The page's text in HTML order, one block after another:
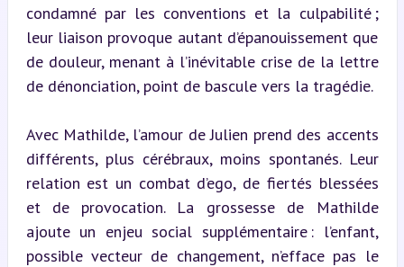
condamné par les conventions et la culpabilité ;
leur liaison provoque autant d’épanouissement que
de douleur, menant à l’inévitable crise de la lettre
de dénonciation, point de bascule vers la tragédie.
Avec Mathilde, l’amour de Julien prend des accents
différents, plus cérébraux, moins spontanés. Leur
relation est un combat d’ego, de fiertés blessées
et de provocation. La grossesse de Mathilde
ajoute un enjeu social supplémentaire : l’enfant,
possible vecteur de changement, n’efface pas le